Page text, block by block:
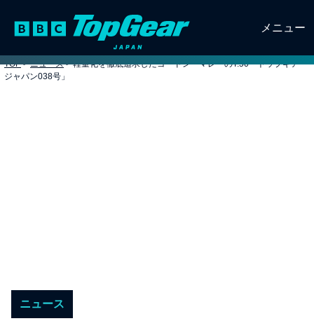
メニュー
TOP > ニュース > 軽量化を徹底追求したゴードン・マレーのT.50「トップギア・
ジャパン038号」
ニュース